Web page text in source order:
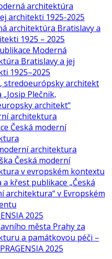
architektúra
architekti 1925-2025
architektúra Bratislavy a
1925 – 2025
Moderná
Bratislavy a jej
1925–2025
stredoeurópsky architekt
„Josip Plečnik,
architekt“
architektura
Česká moderní
architektura
Česká moderní
v evropském kontextu
a křest publikace „Česká
architektura“ v Evropském
2025
města Prahy za
a památkovou péči –
2025